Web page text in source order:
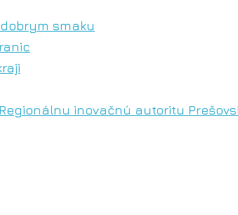
smaku
inovačnú autoritu